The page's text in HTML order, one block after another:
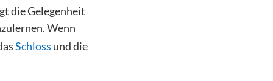
die Gelegenheit
Wenn
Schloss und die